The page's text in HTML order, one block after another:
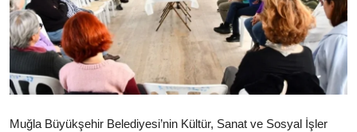
Toplum ve Yaşam
Sivil Toplum Kuruluşları
Kamu Kurumları ve Üst Kurullar
Muğla Büyükşehir Belediyesi’nin Kültür, Sanat ve Sosyal İşler